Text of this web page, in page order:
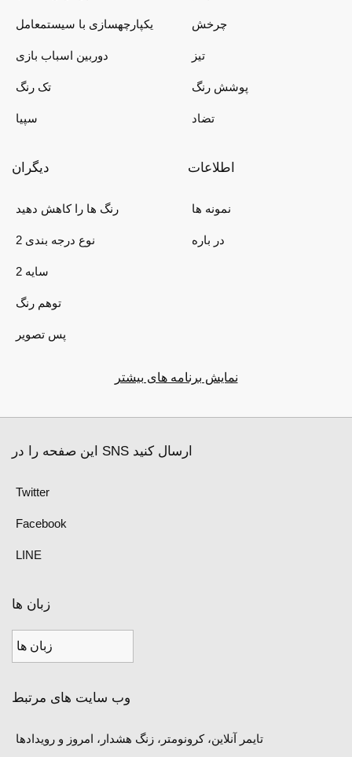
یکپارچهسازی با سیستمعامل
دوربین اسباب بازی
تک رنگ
سپیا
چرخش
تیز
پوشش رنگ
تضاد
دیگران
رنگ ها را کاهش دهید
2 نوع درجه بندی
2 سایه
توهم رنگ
پس تصویر
اطلاعات
نمونه ها
در باره
نمایش برنامه های بیشتر
این صفحه را در SNS ارسال کنید
Twitter
Facebook
LINE
زبان ها
وب سایت های مرتبط
تایمر آنلاین، کرونومتر، زنگ هشدار، امروز و رویدادها